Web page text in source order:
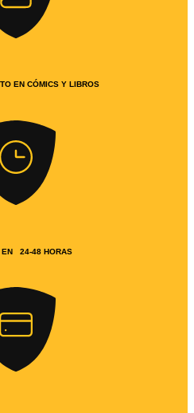
EN CÓMICS Y LIBROS
EN 24-48 HORAS